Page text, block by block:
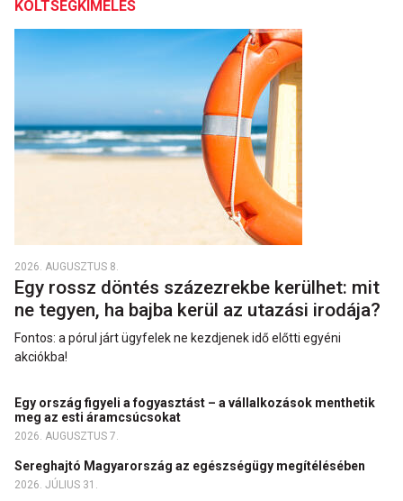
KÖLTSÉGKÍMÉLÉS
2026. AUGUSZTUS 8.
Egy rossz döntés százezrekbe kerülhet: mit
ne tegyen, ha bajba kerül az utazási irodája?
Fontos: a pórul járt ügyfelek ne kezdjenek idő előtti egyéni
akciókba!
Egy ország figyeli a fogyasztást – a vállalkozások menthetik
meg az esti áramcsúcsokat
2026. AUGUSZTUS 7.
Sereghajtó Magyarország az egészségügy megítélésében
2026. JÚLIUS 31.